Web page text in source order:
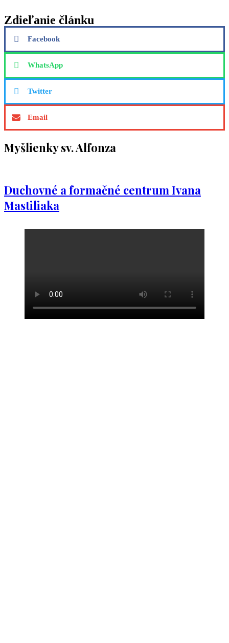
Zdieľanie článku
Facebook
WhatsApp
Twitter
Email
Myšlienky sv. Alfonza
Duchovné a formačné centrum Ivana
Mastiliaka